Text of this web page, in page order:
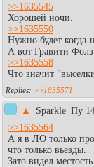
>>1635545
Хорошей ночи.
>>1635550
Нужно будет когда-
А вот Гравити
>>1635558
Что значит
>>1635571
▲ Sparkle Пy
>>1635564
А я в ЛО только
что только вьезды.
Зато видел